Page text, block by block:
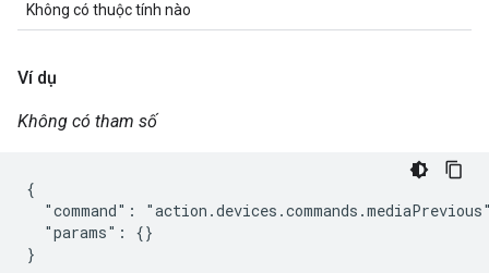
Không có thuộc tính nào
Ví dụ
Không có tham số
{
"command":
  "params": {}
}